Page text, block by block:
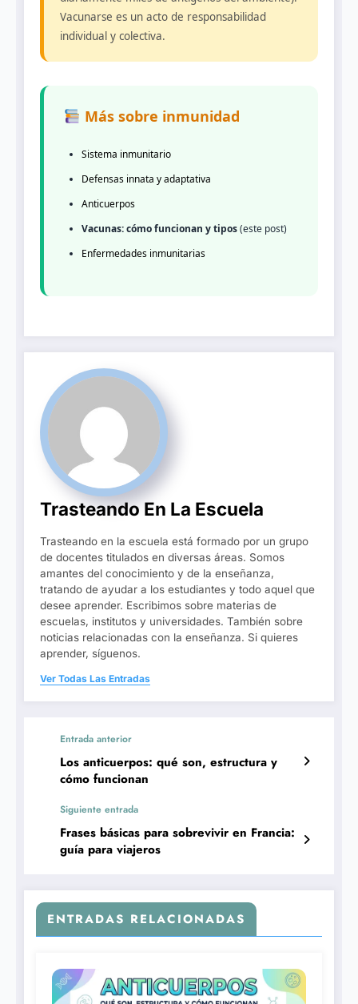
Vacunarse es un acto de responsabilidad
individual y colectiva.
Más sobre inmunidad
Sistema inmunitario
Defensas innata y adaptativa
Anticuerpos
Vacunas: cómo funcionan y tipos(este post)
Enfermedades inmunitarias
Trasteando En La Escuela
Trasteando en la escuela está formado por un grupo
de docentes titulados en diversas áreas. Somos
amantes del conocimiento y de la enseñanza,
tratando de ayudar a los estudiantes y todo aquel que
desee aprender. Escribimos sobre materias de
escuelas, institutos y universidades. También sobre
noticias relacionadas con la enseñanza. Si quieres
aprender, síguenos.
Ver Todas Las Entradas
Entrada anterior
Los anticuerpos: qué son, estructura y
cómo funcionan
Siguiente entrada
Frases básicas para sobrevivir en Francia:
guía para viajeros
ENTRADAS RELACIONADAS